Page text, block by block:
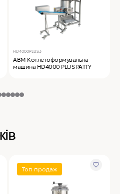
HD4000PLUS3
ABM Котлетоформувальна
машина HD4000 PLUS PATTY
Топ продаж